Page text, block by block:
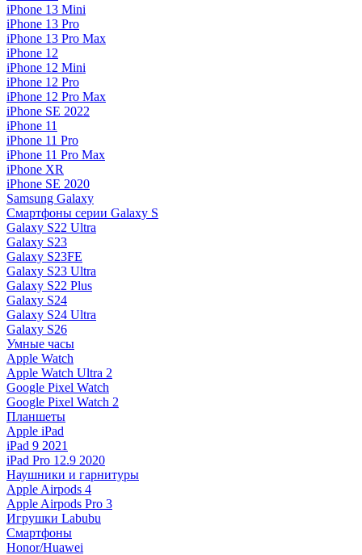
iPhone 13 Mini
iPhone 13 Pro
iPhone 13 Pro Max
iPhone 12
iPhone 12 Mini
iPhone 12 Pro
iPhone 12 Pro Max
iPhone SE 2022
iPhone 11
iPhone 11 Pro
iPhone 11 Pro Max
iPhone XR
iPhone SE 2020
Samsung Galaxy
Смартфоны серии Galaxy S
Galaxy S22 Ultra
Galaxy S23
Galaxy S23FE
Galaxy S23 Ultra
Galaxy S22 Plus
Galaxy S24
Galaxy S24 Ultra
Galaxy S26
Умные часы
Apple Watch
Apple Watch Ultra 2
Google Pixel Watch
Google Pixel Watch 2
Планшеты
Apple iPad
iPad 9 2021
iPad Pro 12.9 2020
Наушники и гарнитуры
Apple Airpods 4
Apple Airpods Pro 3
Игрушки Labubu
Смартфоны
Honor/Huawei